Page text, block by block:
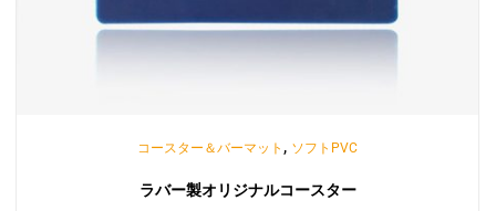
コースター＆バーマット , ソフトPVC
ラバー製オリジナルコースター